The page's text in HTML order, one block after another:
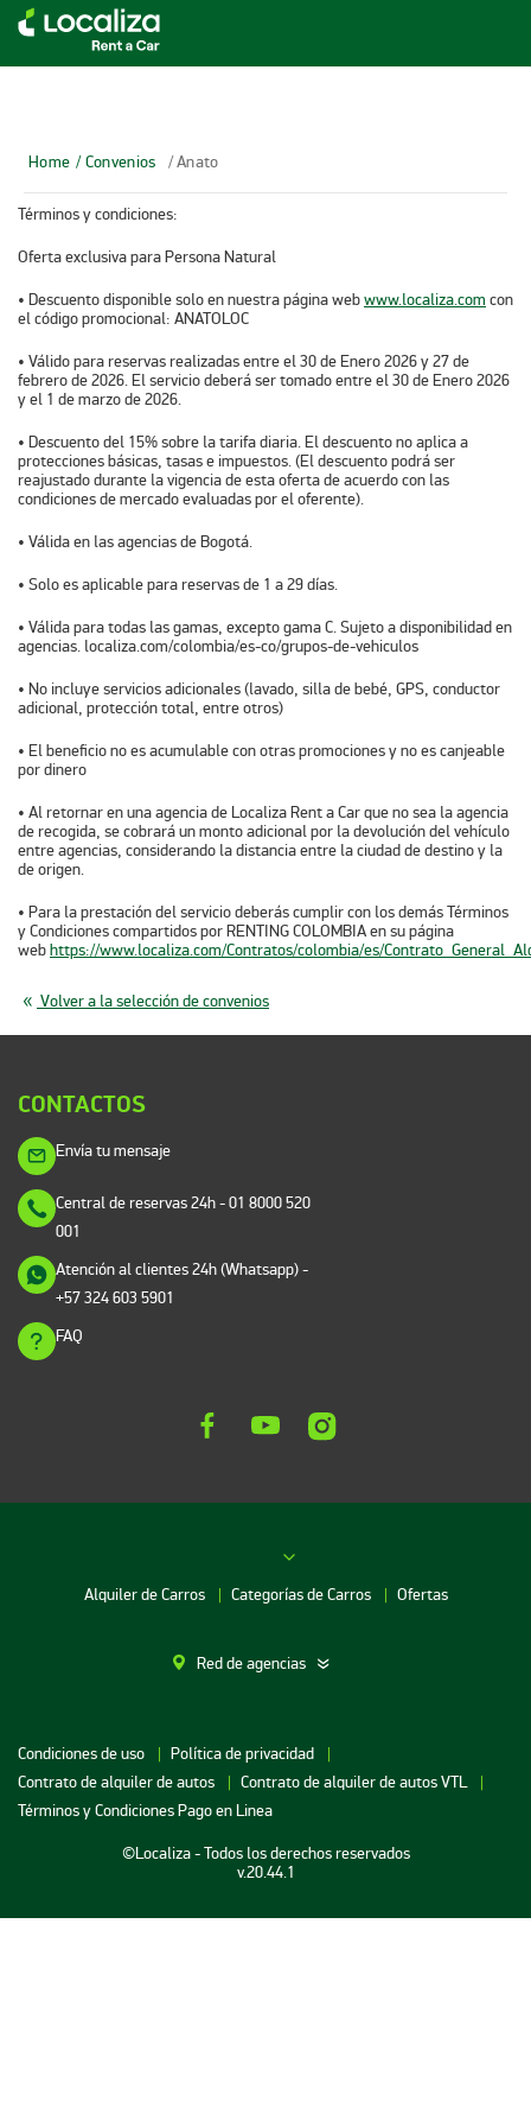
LOCALIZA ALQUILER DE VEHÍCULOS | LOCALIZA
Home / Convenios / Anato
Términos y condiciones:
Oferta exclusiva para Persona Natural
• Descuento disponible solo en nuestra página webwww.localiza.com con
el código promocional: ANATOLOC
• Válido para reservas realizadas entre el 30 de Enero 2026 y 27 de
febrero de 2026. El servicio deberá ser tomado entre el 30 de Enero 2026
y el 1 de marzo de 2026.
• Descuento del 15% sobre la tarifa diaria. El descuento no aplica a
protecciones básicas, tasas e impuestos. (El descuento podrá ser
reajustado durante la vigencia de esta oferta de acuerdo con las
condiciones de mercado evaluadas por el oferente).
• Válida en las agencias de Bogotá.
• Solo es aplicable para reservas de 1 a 29 días.
• Válida para todas las gamas, excepto gama C. Sujeto a disponibilidad en
agencias. localiza.com/colombia/es-co/grupos-de-vehiculos
• No incluye servicios adicionales (lavado, silla de bebé, GPS, conductor
adicional, protección total, entre otros)
• El beneficio no es acumulable con otras promociones y no es canjeable
por dinero
• Al retornar en una agencia de Localiza Rent a Car que no sea la agencia
de recogida, se cobrará un monto adicional por la devolución del vehículo
entre agencias, considerando la distancia entre la ciudad de destino y la
de origen.
• Para la prestación del servicio deberás cumplir con los demás Términos
y Condiciones compartidos por RENTING COLOMBIA en su página
webhttps://www.localiza.com/Contratos/colombia/es/
Volver a la selección de convenios
CONTACTOS
Envía tu mensaje
Central de reservas 24h- 01 8000 520
001
Atención al clientes 24h (Whatsapp)-
+57 324 603 5901
FAQ
Alquiler de Carros Categorías de Carros Ofertas
Red de agencias
Alquiler de Carros en Bucaramanga
Alquiler de Carros en Cartagena
Alquiler de Carros en Neiva
Alquiler de Carros en Santa Marta
Condiciones de uso
Política de privacidad
Contrato de alquiler de autos
Contrato de alquiler de autos VTL
Términos y Condiciones Pago en Linea
©Localiza - Todos los derechos reservados
v.20.44.1